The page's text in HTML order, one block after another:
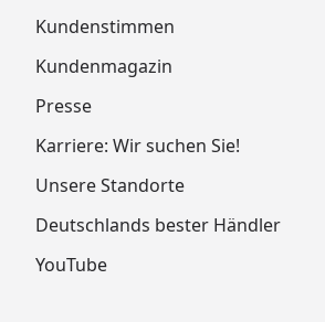
Kundenstimmen
Kundenmagazin
Presse
Karriere: Wir suchen Sie!
Unsere Standorte
Deutschlands bester Händler
YouTube